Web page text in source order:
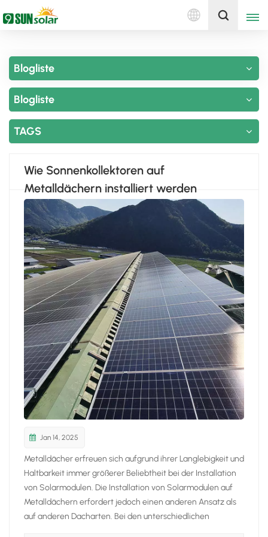
Deutsch
español
português
العربية
日本語
한국의
Holen Sie sich ein Angebot
Blogliste
Blogliste
TAGS
Wie Sonnenkollektoren auf
Metalldächern installiert werden
Jan 14, 2025
Metalldächer erfreuen sich aufgrund ihrer Langlebigkeit und
Haltbarkeit immer größerer Beliebtheit bei der Installation
von Solarmodulen. Die Installation von Solarmodulen auf
Metalldächern erfordert jedoch einen anderen Ansatz als
auf anderen Dacharten. Bei den unterschiedlichen